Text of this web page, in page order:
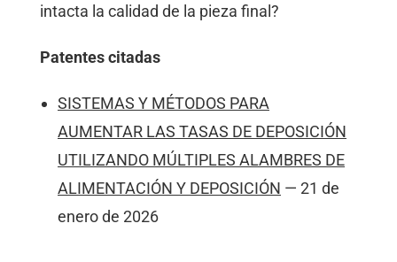
intacta la calidad de la pieza final?
Patentes citadas
SISTEMAS Y MÉTODOS PARA
AUMENTAR LAS TASAS DE DEPOSICIÓN
UTILIZANDO MÚLTIPLES ALAMBRES DE
ALIMENTACIÓN Y DEPOSICIÓN — 21 de
enero de 2026